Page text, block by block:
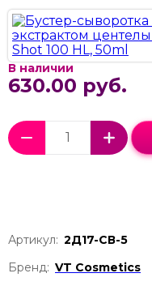
В наличии
630.00 руб.
Артикул: 2Д17-СВ-5
Бренд: VT Cosmetics